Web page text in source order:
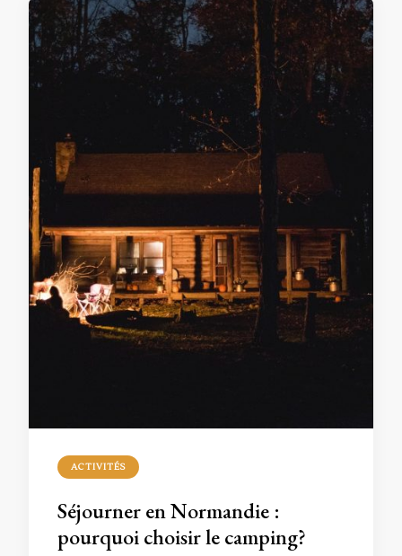
ACTIVITÉS
Séjourner en Normandie :
pourquoi choisir le camping?